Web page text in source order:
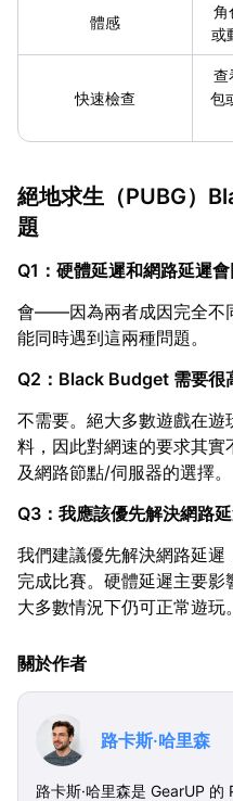
體感
角
或
快速檢查
查
包
絕地求生（PUBG）
題
Q1：硬體延遲和網路延遲
會——因為兩者成因完全不
能同時遇到這兩種問題。
Q2：Black Budget 需要很
不需要。絕大多數遊戲在
料，因此對網速的要求其實
及網路節點/伺服器的選擇。
Q3：我應該優先解決網路
我們建議優先解決網路延
完成比賽。硬體延遲主要
大多數情況下仍可正常遊玩。
關於作者
路卡斯·哈里森
路卡斯·哈里森是 GearUP